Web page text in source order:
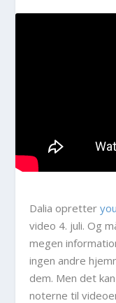
Dalia opretter
video 4. juli. Og
megen
ingen andre
dem. Men det
noterne til